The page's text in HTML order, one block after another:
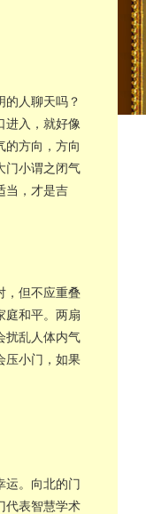
的人聊天吗？
进入，就好像
的方向，方向
门小谓之闭气
当，才是吉
，但不应重叠
庭和平。两扇
扰乱人体内气
压小门，如果
运。向北的门
代表智慧学术